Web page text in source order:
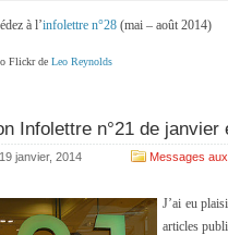
à l’infolettre n°28 (mai – août 2014)
Flickr de Leo Reynolds
Infolettre n°21 de janvier
19 janvier, 2014 Messages
J’ai eu
articles